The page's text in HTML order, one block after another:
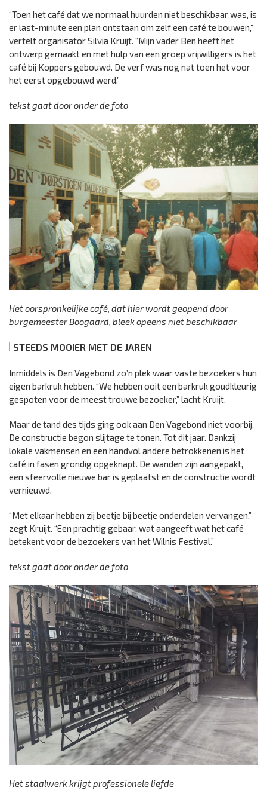
“Toen het café dat we normaal huurden niet beschikbaar was, is
er last-minute een plan ontstaan om zelf een café te bouwen,”
vertelt organisator Silvia Kruijt. “Mijn vader Ben heeft het
ontwerp gemaakt en met hulp van een groep vrijwilligers is het
café bij Koppers gebouwd. De verf was nog nat toen het voor
het eerst opgebouwd werd.”
tekst gaat door onder de foto
Het oorspronkelijke café, dat hier wordt geopend door
burgemeester Boogaard, bleek opeens niet beschikbaar
STEEDS MOOIER MET DE JAREN
Inmiddels is Den Vagebond zo’n plek waar vaste bezoekers hun
eigen barkruk hebben. “We hebben ooit een barkruk goudkleurig
gespoten voor de meest trouwe bezoeker,” lacht Kruijt.
Maar de tand des tijds ging ook aan Den Vagebond niet voorbij.
De constructie begon slijtage te tonen. Tot dit jaar. Dankzij
lokale vakmensen en een handvol andere betrokkenen is het
café in fasen grondig opgeknapt. De wanden zijn aangepakt,
een sfeervolle nieuwe bar is geplaatst en de constructie wordt
vernieuwd.
“Met elkaar hebben zij beetje bij beetje onderdelen vervangen,”
zegt Kruijt. “Een prachtig gebaar, wat aangeeft wat het café
betekent voor de bezoekers van het Wilnis Festival.”
tekst gaat door onder de foto
Het staalwerk krijgt professionele liefde